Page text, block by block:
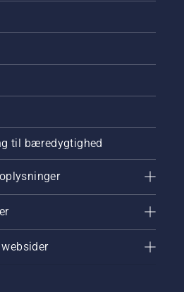
til bæredygtighed